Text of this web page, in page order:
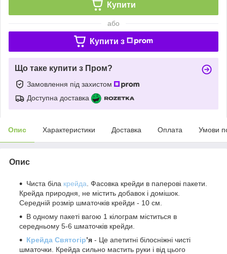
Купити
або
Купити з
Що таке купити з Пром?
Замовлення під захистом
Доступна доставка
Опис Характеристики Доставка Оплата Умови
Опис
Чиста біла крейда . Фасовка крейди в паперові пакети.
Крейда природня, не містить добавок і домішок.
Середній розмір шматочків крейди - 10 см.
В одному пакеті вагою 1 кілограм міститься в
середньому 5-6 шматочків крейди.
Крейда Святогір’я - Це апетитні білосніжні чисті
шматочки. Крейда сильно мастить руки і від цього